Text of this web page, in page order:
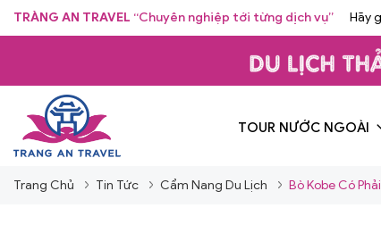
TRÀNG AN TRAVEL “Chuyên nghiệp tới từng dịch vụ” Hãy
TOUR NƯỚC NGOÀI
Trang Chủ Tin Tức Cẩm Nang Du Lịch Bò Kobe Có